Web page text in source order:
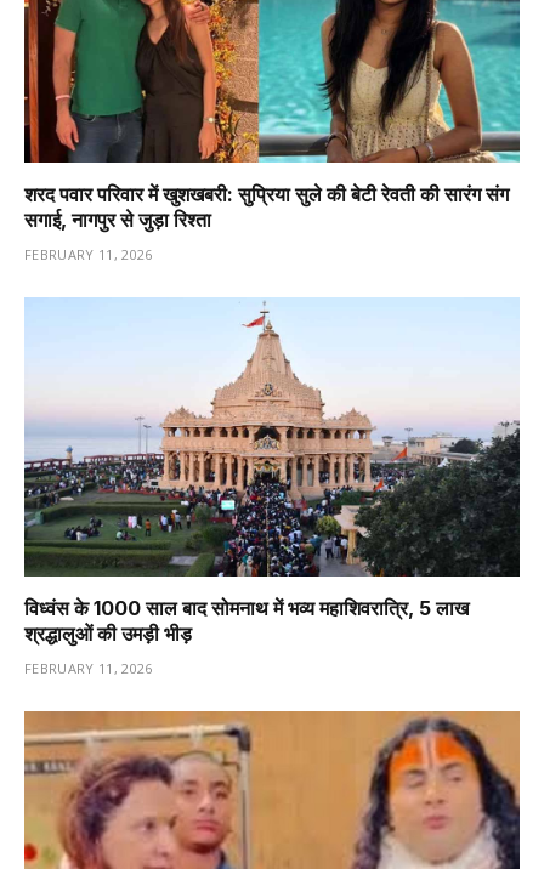
शरद पवार परिवार में खुशखबरी: सुप्रिया सुले की बेटी रेवती की सारंग संग
सगाई, नागपुर से जुड़ा रिश्ता
FEBRUARY 11, 2026
विध्वंस के 1000 साल बाद सोमनाथ में भव्य महाशिवरात्रि, 5 लाख
श्रद्धालुओं की उमड़ी भीड़
FEBRUARY 11, 2026